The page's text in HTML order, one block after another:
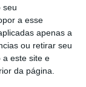
seu
a esse
apenas a
ou retirar seu
a este site e
da página.
o BCE
and
o banco
do